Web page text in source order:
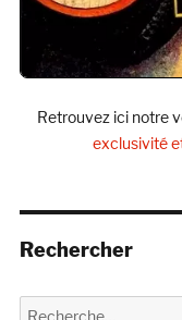
Retrouvez ici notre
exclusivité
Rechercher
Recherche